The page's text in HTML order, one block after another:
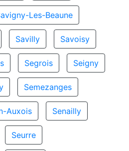
Les-Beaune
Savilly Savoisy
Segrois Seigny
Semezanges
Auxois Senailly
Seurre